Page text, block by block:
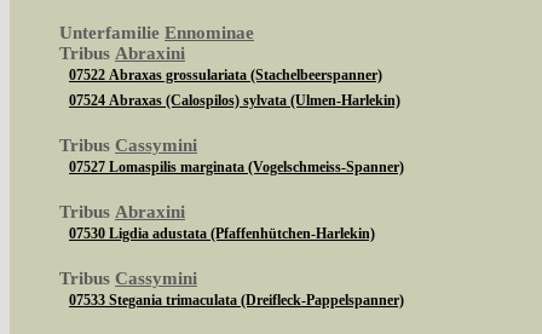
Unterfamilie Ennominae
Tribus Abraxini
07522 Abraxas grossulariata (Stachelbeerspanner)
07524 Abraxas (Calospilos) sylvata (Ulmen-Harlekin)
Tribus Cassymini
07527 Lomaspilis marginata (Vogelschmeiss-Spanner)
Tribus Abraxini
07530 Ligdia adustata (Pfaffenhütchen-Harlekin)
Tribus Cassymini
07533 Stegania trimaculata (Dreifleck-Pappelspanner)